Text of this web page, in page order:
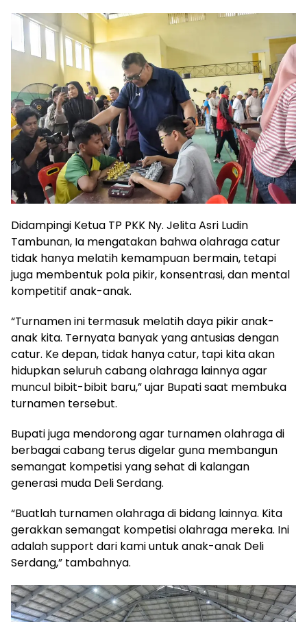
Didampingi Ketua TP PKK Ny. Jelita Asri Ludin
Tambunan, Ia mengatakan bahwa olahraga catur
tidak hanya melatih kemampuan bermain, tetapi
juga membentuk pola pikir, konsentrasi, dan mental
kompetitif anak-anak.
“Turnamen ini termasuk melatih daya pikir anak-
anak kita. Ternyata banyak yang antusias dengan
catur. Ke depan, tidak hanya catur, tapi kita akan
hidupkan seluruh cabang olahraga lainnya agar
muncul bibit-bibit baru,” ujar Bupati saat membuka
turnamen tersebut.
Bupati juga mendorong agar turnamen olahraga di
berbagai cabang terus digelar guna membangun
semangat kompetisi yang sehat di kalangan
generasi muda Deli Serdang.
“Buatlah turnamen olahraga di bidang lainnya. Kita
gerakkan semangat kompetisi olahraga mereka. Ini
adalah support dari kami untuk anak-anak Deli
Serdang,” tambahnya.